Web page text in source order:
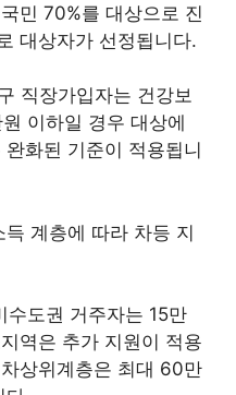
민 70%를 대상으로 진
대상자가 선정됩니다.
직장가입자는 건강보
이하일 경우 대상에
화된 기준이 적용됩니
계층에 따라 차등 지
수도권 거주자는 15만
역은 추가 지원이 적용
상위계층은 최대 60만